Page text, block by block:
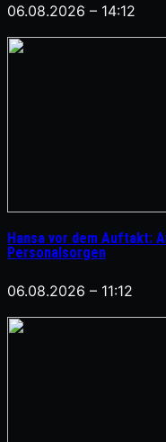
06.08.2026 – 14:12
Hansa vor dem
Personalsorgen
06.08.2026 – 11:12